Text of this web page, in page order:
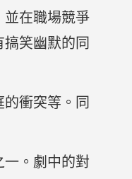
並在職場競爭
笑幽默的同
衝突等。同
一。劇中的對